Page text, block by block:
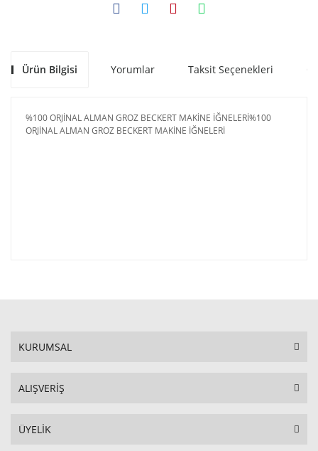
Ürün Bilgisi Yorumlar Taksit Seçenekleri
%100 ORJİNAL ALMAN GROZ BECKERT MAKİNE İĞNELERİ%100
ORJİNAL ALMAN GROZ BECKERT MAKİNE İĞNELERİ
KURUMSAL
ALIŞVERİŞ
ÜYELİK